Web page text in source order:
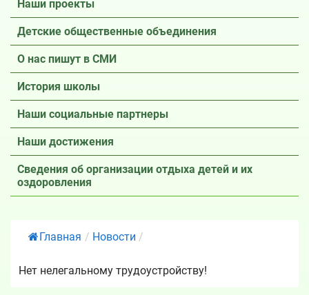
Наши проекты
Детские общественные объединения
О нас пишут в СМИ
История школы
Наши социальные партнеры
Наши достижения
Сведения об организации отдыха детей и их
оздоровления
Главная / Новости /
Нет нелегальному трудоустройству!